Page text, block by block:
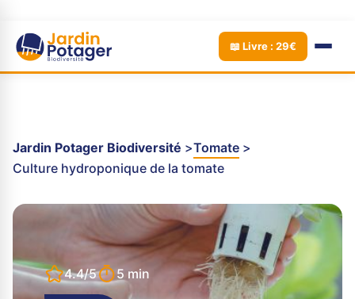
📖 Livre : 29€
Jardin Potager Biodiversité
Tomate
Culture hydroponique de la tomate
4.4/5 5 min